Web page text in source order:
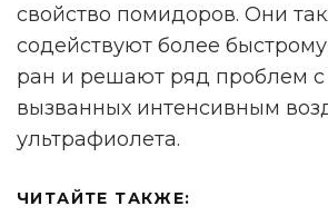
свойство помидоров. Они
содействуют более
ран и решают ряд проблем с
вызванных интенсивным
ультрафиолета.
ЧИТАЙТЕ ТАКЖЕ: